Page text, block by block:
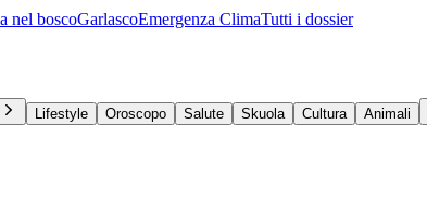
nel boscoGarlascoEmergenza ClimaTutti i dossier
Lifestyle Oroscopo Salute Skuola Cultura Animali